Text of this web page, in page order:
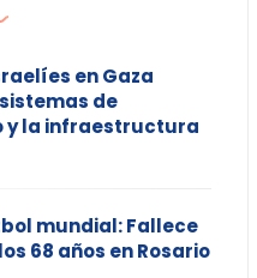
en Gaza
de
la infraestructura
mundial: Fallece
68 años en Rosario